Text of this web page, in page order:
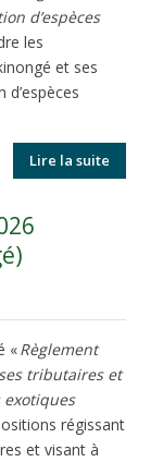
d’espèces
les
et ses
Lire la suite
«Règlement
tributaires et
exotiques
régissant
et visant à